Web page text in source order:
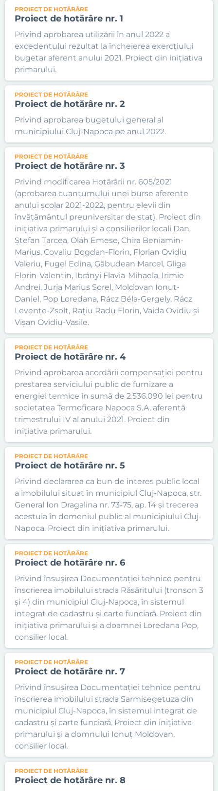
PROIECT DE HOTĂRÂRE
Proiect de hotărâre nr. 1
Privind aprobarea utilizării în anul 2022 a
excedentului rezultat la încheierea exercțiului
bugetar aferent anului 2021. Proiect din inițiativa
primarului.
PROIECT DE HOTĂRÂRE
Proiect de hotărâre nr. 2
Privind aprobarea bugetului general al
municipiului Cluj-Napoca pe anul 2022.
PROIECT DE HOTĂRÂRE
Proiect de hotărâre nr. 3
Privind modificarea Hotărârii nr. 605/2021
(aprobarea cuantumului unei burse aferente
anului școlar 2021-2022, pentru elevii din
învățământul preuniversitar de stat). Proiect din
inițiativa primarului și a consilierilor locali Dan
Ștefan Tarcea, Oláh Emese, Chira Beniamin-
Marius, Covaliu Bogdan-Florin, Florian Ovidiu
Valeriu, Fugel Edina, Găbudean Marcel, Gliga
Florin-Valentin, Ibrányi Flavia-Mihaela, Irimie
Andrei, Jurja Marius Sorel, Moldovan Ionuț-
Daniel, Pop Loredana, Rácz Béla-Gergely, Rácz
Levente-Zsolt, Rațiu Radu Florin, Vaida Ovidiu și
Vișan Ovidiu-Vasile.
PROIECT DE HOTĂRÂRE
Proiect de hotărâre nr. 4
Privind aprobarea acordării compensației pentru
prestarea serviciului public de furnizare a
energiei termice în sumă de 2.536.090 lei pentru
societatea Termoficare Napoca S.A. aferentă
trimestrului IV al anului 2021. Proiect din
inițiativa primarului.
PROIECT DE HOTĂRÂRE
Proiect de hotărâre nr. 5
Privind declararea ca bun de interes public local
a imobilului situat în municipiul Cluj-Napoca, str.
General Ion Dragalina nr. 73-75, ap. 14 și trecerea
acestuia în domeniul public al municipiului Cluj-
Napoca. Proiect din inițiativa primarului.
PROIECT DE HOTĂRÂRE
Proiect de hotărâre nr. 6
Privind însușirea Documentației tehnice pentru
înscrierea imobilului strada Răsăritului (tronson 3
și 4) din municipiul Cluj-Napoca, în sistemul
integrat de cadastru și carte funciară. Proiect din
inițiativa primarului și a doamnei Loredana Pop,
consilier local.
PROIECT DE HOTĂRÂRE
Proiect de hotărâre nr. 7
Privind însușirea Documentației tehnice pentru
înscrierea imobilului strada Sarmisegetuza din
municipiul Cluj-Napoca, în sistemul integrat de
cadastru și carte funciară. Proiect din inițiativa
primarului și a domnului Ionuț Moldovan,
consilier local.
PROIECT DE HOTĂRÂRE
Proiect de hotărâre nr. 8